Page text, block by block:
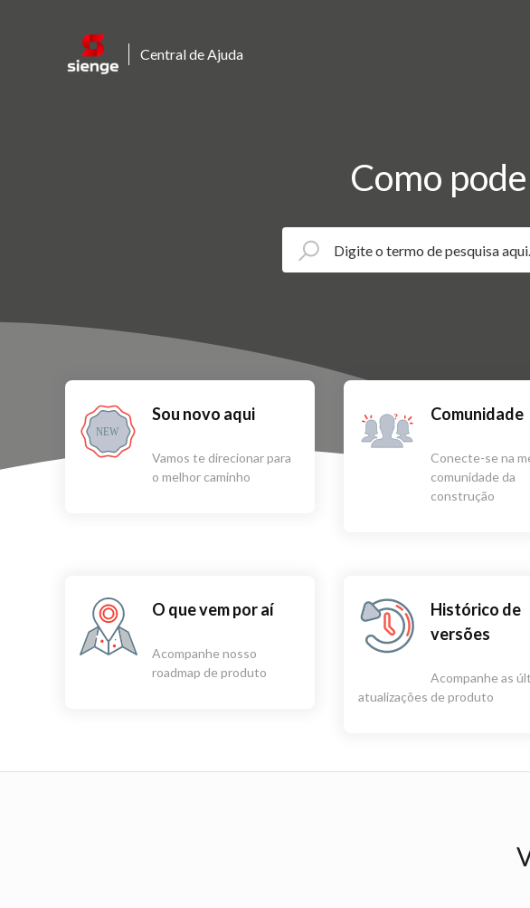
Central de Ajuda
Como
NEW
Sou novo aqui
Vamos te direcionar para
o melhor caminho
Comunidade
Conecte-se na
comunidade da
construção
O que vem por aí
Acompanhe nosso
roadmap de produto
Histórico de
versões
Acompanhe as
atualizações de produto